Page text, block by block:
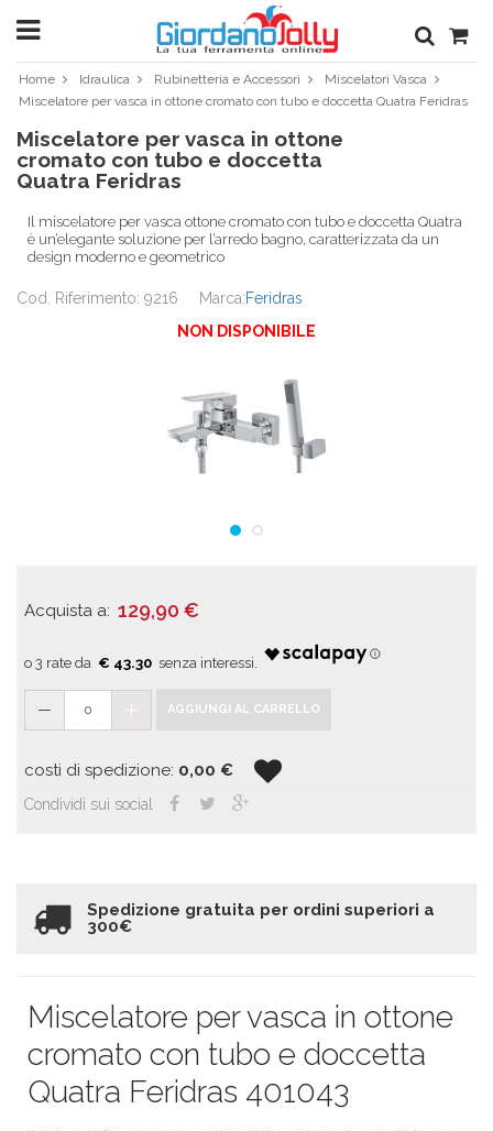
Home Idraulica Rubinetteria e Accessori
Miscelatori Vasca
Miscelatore per vasca in ottone cromato con tubo e doccetta Quatra Feridras
Miscelatore per vasca in ottone
cromato con tubo e doccetta
Quatra Feridras
Il miscelatore per vasca ottone cromato con tubo e doccetta Quatra
è un’elegante soluzione per l’arredo bagno, caratterizzata da un
design moderno e geometrico
Cod. Riferimento: 9216 Marca:Feridras
NON DISPONIBILE
Acquista a: 129,90 €
€ 43.30
0 AGGIUNGI AL CARRELLO
costi di spedizione: 0,00 €
Condividi sui social
Spedizione gratuita per ordini superiori a
300€
Miscelatore per vasca in ottone
cromato con tubo e doccetta
Quatra Feridras 401043